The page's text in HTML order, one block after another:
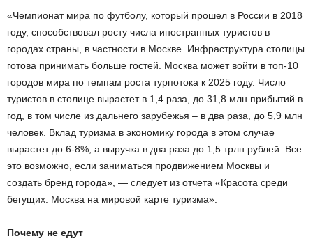
«Чемпионат мира по футболу, который прошел в России в 2018
году, способствовал росту числа иностранных туристов в
городах страны, в частности в Москве. Инфраструктура столицы
готова принимать больше гостей. Москва может войти в топ-10
городов мира по темпам роста турпотока к 2025 году. Число
туристов в столице вырастет в 1,4 раза, до 31,8 млн прибытий в
год, в том числе из дальнего зарубежья – в два раза, до 5,9 млн
человек. Вклад туризма в экономику города в этом случае
вырастет до 6-8%, а выручка в два раза до 1,5 трлн рублей. Все
это возможно, если заниматься продвижением Москвы и
создать бренд города», — следует из отчета «Красота среди
бегущих: Москва на мировой карте туризма».
Почему не едут